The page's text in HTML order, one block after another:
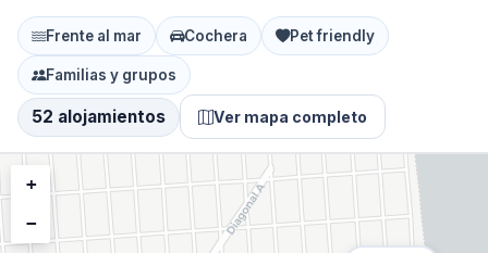
Frente al mar Cochera Pet friendly
Familias y grupos
52 alojamientos Ver mapa completo
+
−